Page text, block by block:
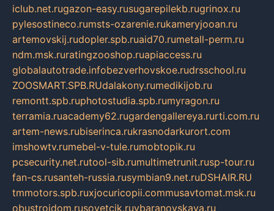
iclub.net.rugazon-easy.rusugarepilekb.rugrinox.ru
pylesostineco.rumsts-ozarenie.rukameryjooan.ru
artemovskij.rudopler.spb.ruaid70.rumetall-perm.ru
ndm.msk.ruratingzooshop.ruapiaccess.ru
globalautotrade.infobezverhovskoe.rudrsschool.ru
ZOOSMART.SPB.RUdalakony.rumedikijob.ru
remontt.spb.ruphotostudia.spb.rumyragon.ru
terramia.ruacademy62.rugardengallereya.rurti.com.ru
artem-news.rubiserinca.rukrasnodarkurort.com
imshowtv.rumebel-v-tule.rumobtopik.ru
pcsecurity.net.rutool-sib.rumultimetrunit.rusp-tour.ru
fan-cs.rusanteh-russia.rusymbian9.net.ruDSHAIR.RU
tmmotors.spb.ruxjocuricopii.commusavtomat.msk.ru
obustrojdom.rusovetcik.ruybaranovskaya.ru